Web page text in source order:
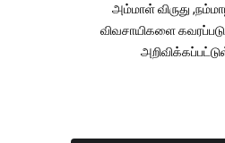
அம்மாள் விருது
விவசாயிகளை